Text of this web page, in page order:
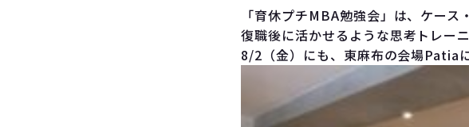
「育休プチMBA勉強会」は、ケー
復職後に活かせるような思考トレー
8/2（金）にも、東麻布の会場Patia